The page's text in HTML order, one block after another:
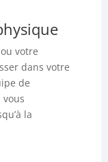
votre
dans votre
de
la